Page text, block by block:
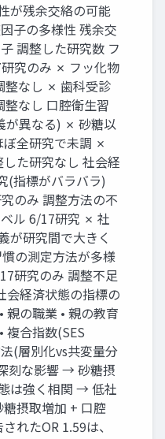
が残余交絡の可能
子の多様性 残余交
調整した研究数 フ
究のみ ✗ フッ化物
整なし ✗ 歯科受診
整なし 口腔衛生習
が異なる) ✗ 砂糖以
全研究で未調 ✗
た研究なし 社会経
(指標がバラバラ)
のみ 調整方法の不
ル 6/17研究 ✗ 社
が研究間で大きく
の測定方法が多様
研究のみ 調整不足
会経済状態の指標の
親の職業 • 親の教育
複合指数(SES
(層別化vs共変量分
刻な影響 → 砂糖摂
は強く相関 → 低社
摂取増加 + 口腔
れたOR 1.59は、